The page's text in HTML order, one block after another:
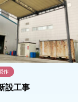
作
設工事